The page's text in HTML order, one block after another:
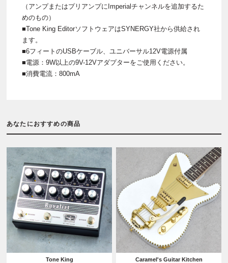
（アンプまたはプリアンプにImperialチャンネルを追加するた
めのもの）
■Tone King EditorソフトウェアはSYNERGY社から供給され
ます。
■6フィートのUSBケーブル、ユニバーサル12V電源付属
■電源：9W以上の9V-12Vアダプターをご使用ください。
■消費電流：800mA
あなたにおすすめの商品
Tone King
Caramel's Guitar Kitchen